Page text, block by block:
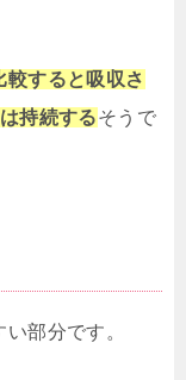
較すると吸収さ
持続するそうで
部分です。